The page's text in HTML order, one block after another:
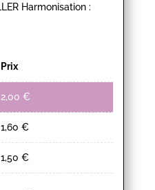
Harmonisation :
Prix
2,00 €
1,60 €
1,50 €